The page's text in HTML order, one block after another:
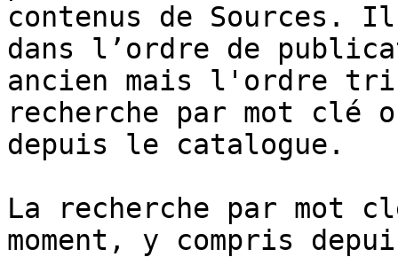
contenus de Sources.
dans l’ordre de
ancien mais l'ordre
recherche par mot
depuis le catalogue.
La recherche par mot
moment, y compris